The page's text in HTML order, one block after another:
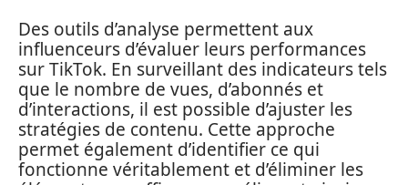
Des outils d’analyse permettent aux
influenceurs d’évaluer leurs performances
sur TikTok. En surveillant des indicateurs tels
que le nombre de vues, d’abonnés et
d’interactions, il est possible d’ajuster les
stratégies de contenu. Cette approche
permet également d’identifier ce qui
fonctionne véritablement et d’éliminer les